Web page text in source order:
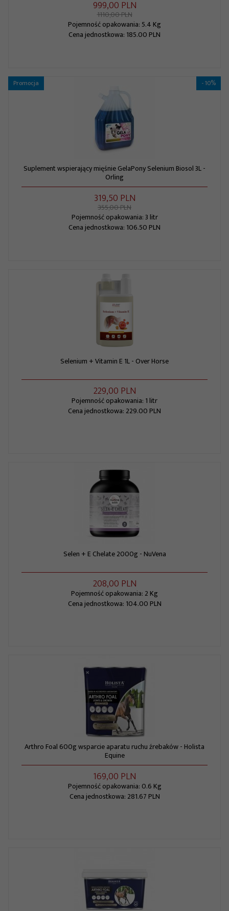
999,00 PLN
1110,00 PLN
Pojemność opakowania: 5.4 Kg
Cena jednostkowa: 185.00 PLN
Promocja - 10%
Suplement wspierający mięśnie GelaPony Selenium Biosol 3L -
Orling
319,50 PLN
355,00 PLN
Pojemność opakowania: 3 litr
Cena jednostkowa: 106.50 PLN
Selenium + Vitamin E 1L - Over Horse
229,00 PLN
Pojemność opakowania: 1 litr
Cena jednostkowa: 229.00 PLN
Selen + E Chelate 2000g - NuVena
208,00 PLN
Pojemność opakowania: 2 Kg
Cena jednostkowa: 104.00 PLN
Arthro Foal 600g wsparcie aparatu ruchu źrebaków - Holista
Equine
169,00 PLN
Pojemność opakowania: 0.6 Kg
Cena jednostkowa: 281.67 PLN